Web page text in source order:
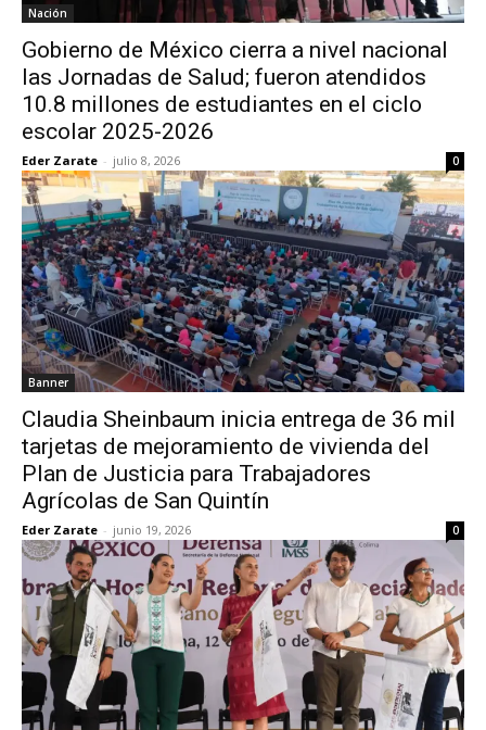
Nación
Gobierno de México cierra a nivel nacional
las Jornadas de Salud; fueron atendidos
10.8 millones de estudiantes en el ciclo
escolar 2025-2026
Eder Zarate - julio 8, 2026 0
Banner
Claudia Sheinbaum inicia entrega de 36 mil
tarjetas de mejoramiento de vivienda del
Plan de Justicia para Trabajadores
Agrícolas de San Quintín
Eder Zarate - junio 19, 2026 0